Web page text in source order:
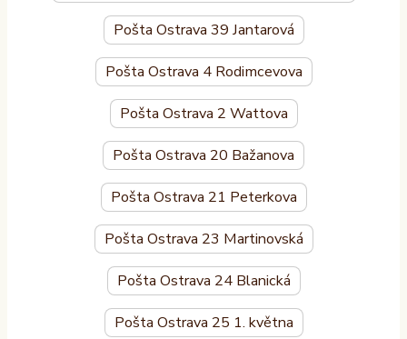
Pošta Ostrava 39 Jantarová
Pošta Ostrava 4 Rodimcevova
Pošta Ostrava 2 Wattova
Pošta Ostrava 20 Bažanova
Pošta Ostrava 21 Peterkova
Pošta Ostrava 23 Martinovská
Pošta Ostrava 24 Blanická
Pošta Ostrava 25 1. května